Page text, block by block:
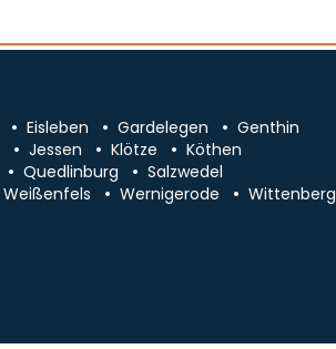
Eisleben Gardelegen
Genthin
Jessen Klötze
Köthen
Quedlinburg
Salzwedel
Weißenfels Wernigerode
Wittenberg